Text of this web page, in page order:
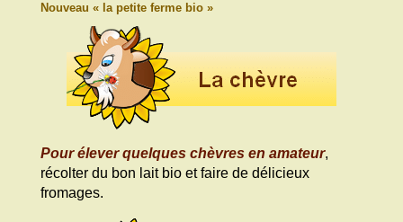
Nouveau « la petite ferme bio »
Pour élever quelques chèvres en amateur,
récolter du bon lait bio et faire de délicieux
fromages.